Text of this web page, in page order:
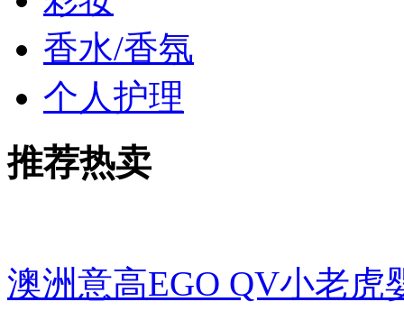
香水/香氛
个人护理
推荐热卖
澳洲意高EGO QV小老虎